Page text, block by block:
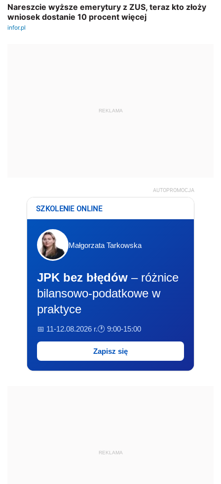
REKLAMA
AUTOPROMOCJA
SZKOLENIE ONLINE
Małgorzata Tarkowska
JPK bez błędów – różnice
bilansowo-podatkowe w
praktyce
📅 11-12.08.2026 r.🕐 9:00-15:00
Zapisz się
REKLAMA